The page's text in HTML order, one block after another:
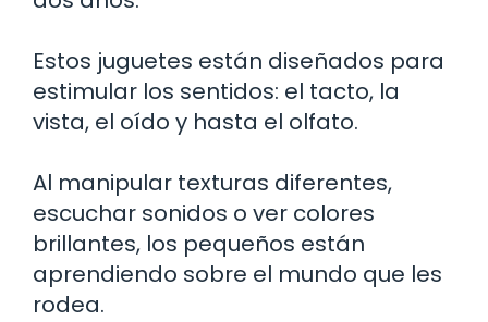
Estos juguetes están diseñados para
estimular los sentidos: el tacto, la
vista, el oído y hasta el olfato.
Al manipular texturas diferentes,
escuchar sonidos o ver colores
brillantes, los pequeños están
aprendiendo sobre el mundo que les
rodea.